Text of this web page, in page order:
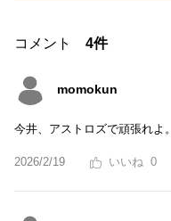
コメント 4件
momokun
今井、アストロズで頑張れよ。
2026/2/19 0